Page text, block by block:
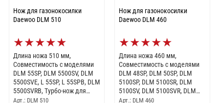
Нож для газонокосилки
Daewoo DLM 510
★★★★★
Длина ножа 510 мм,
Совместимость с моделями
DLM 55SP, DLM 5500SV, DLM
5500SVE, L 55SP, L 55SPB, DLM
5500SVRB, Турбо-нож для
максимально эффективного
Арт.: DLM 510
Нож для газонокосилки
Daewoo DLM 460
★★★★★
Длина ножа 460 мм,
Совместимость с моделями
DLM 48SP, DLM 50SP, DLM
5100SP, DLM 5100SR, DLM
5100SV, DLM 5100SVR, DLM
5100SVRB, DLM 5100SPB, L
Арт.: DLM 460